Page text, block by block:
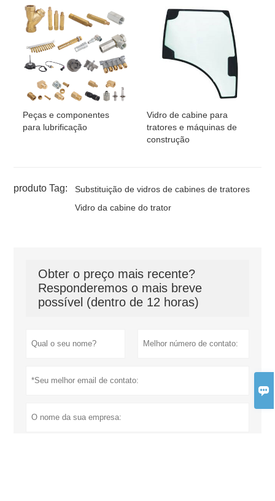

Peças e componentes
para lubrificação
Vidro de cabine para
tratores e máquinas de
construção
produto Tag:
Substituição de vidros de cabines de tratores
Vidro da cabine do trator
Obter o preço mais recente?
Responderemos o mais breve
possível (dentro de 12 horas)